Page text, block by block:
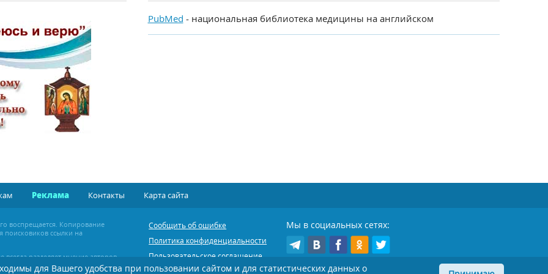
PubMed - национальная библиотека медицины на английском
Реклама Контакты Карта сайта
воспрещается. Копирование
поисковиков ссылки на
разделяет мнение авторов
настоятельно
Сообщить об ошибке
Политика конфиденциальности
Пользовательское соглашение
Бесплатная подписка
Мы в социальных сетях:
для Вашего удобства при пользовании сайтом и для статистических данных о